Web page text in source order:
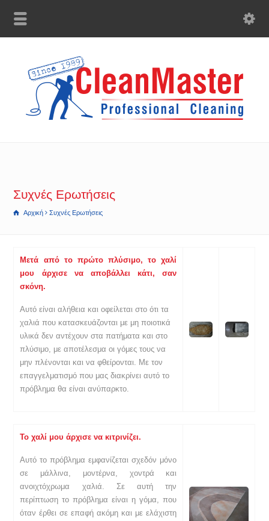
Συχνές Ερωτήσεις
Αρχική Συχνές Ερωτήσεις
Μετά από το πρώτο πλύσιμο, το χαλί
μου άρχισε να αποβάλλει κάτι, σαν
σκόνη.
Αυτό είναι αλήθεια και οφείλεται στο ότι τα
χαλιά που κατασκευάζονται με μη ποιοτικά
υλικά δεν αντέχουν στα πατήματα και στο
πλύσιμο, με αποτέλεσμα οι γόμες τους να
μην πλένονται και να φθείρονται. Με τον
επαγγελματισμό που μας διακρίνει αυτό το
πρόβλημα θα είναι ανύπαρκτο.
Το χαλί μου άρχισε να κιτρινίζει.
Αυτό το πρόβλημα εμφανίζεται σχεδόν μόνο
σε μάλλινα, μοντέρνα, χοντρά και
ανοιχτόχρωμα χαλιά. Σε αυτή την
περίπτωση το πρόβλημα είναι η γόμα, που
όταν έρθει σε επαφή ακόμη και με ελάχιστη